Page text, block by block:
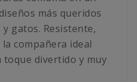
más queridos
gatos. Resistente,
compañera ideal
toque divertido y muy